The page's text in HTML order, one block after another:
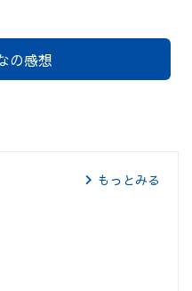
の感想
もっとみる